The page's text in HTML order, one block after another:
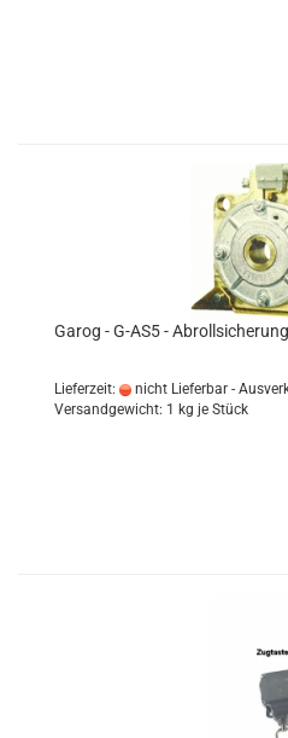
Garog - G-AS5 -
Lieferzeit: nicht Lieferbar -
Versandgewicht: 1 kg je Stück